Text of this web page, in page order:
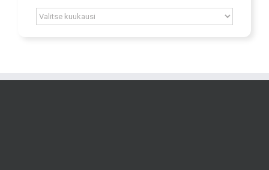
Archív